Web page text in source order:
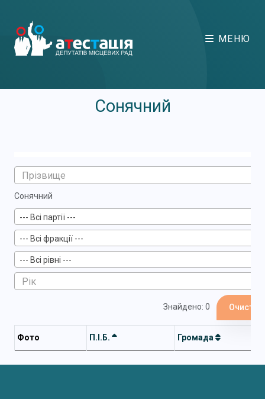
МЕНЮ
Сонячний
Сонячний
--- Всі партії ---
--- Всі фракції ---
--- Всі рівні ---
Знайдено: 0
Фото П.І.Б. Громада